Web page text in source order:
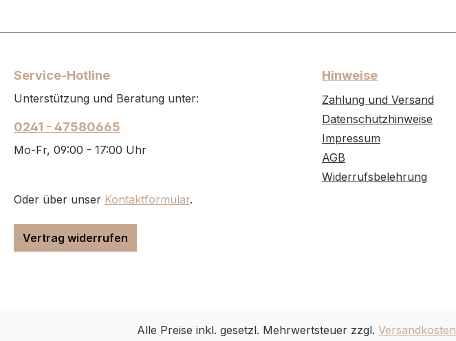
Service-Hotline
Unterstützung und Beratung unter:
0241 - 47580665
Mo-Fr, 09:00 - 17:00 Uhr
Oder über unser Kontaktformular.
Vertrag widerrufen
Hinweise
Zahlung und Versand
Datenschutzhinweise
Impressum
AGB
Widerrufsbelehrung
Alle Preise inkl. gesetzl. Mehrwertsteuer zzgl. Versandkosten